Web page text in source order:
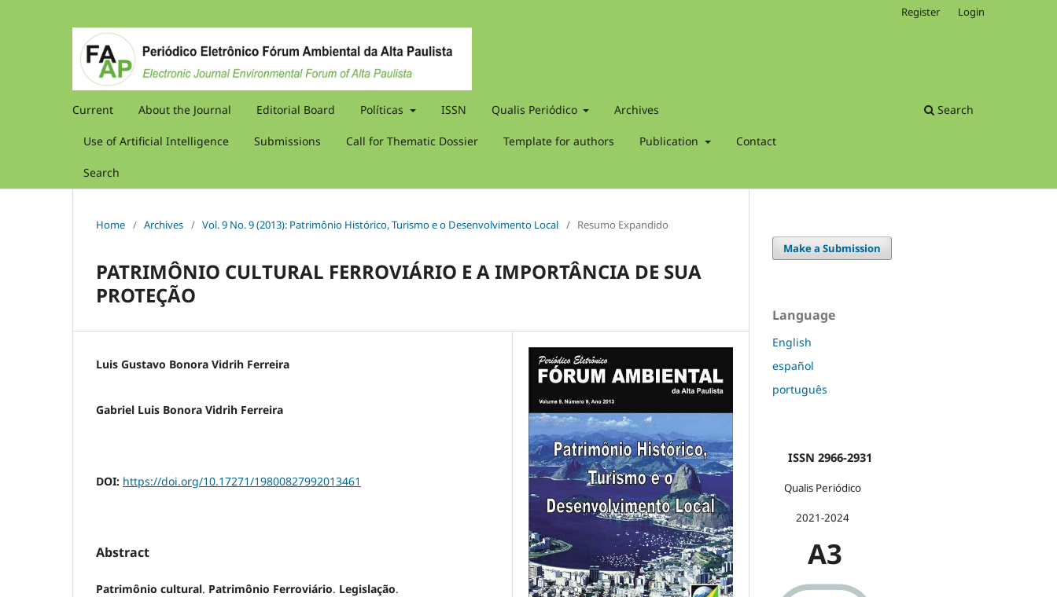
Current About the Journal Editorial Board Políticas ISSN Qualis Periódico Archives
Use of Artificial Intelligence Submissions Call for Thematic Dossier Template for authors Publication Contact
Search
Search
Register Login
Home / Archives / Vol. 9 No. 9 (2013): Patrimônio Histórico, Turismo e o Desenvolvimento Local / Resumo Expandido
PATRIMÔNIO CULTURAL FERROVIÁRIO E A IMPORTÂNCIA DE SUA
PROTEÇÃO
Luis Gustavo Bonora Vidrih Ferreira
Gabriel Luis Bonora Vidrih Ferreira
DOI: https://doi.org/10.17271/19800827992013461
Abstract
Patrimônio cultural. Patrimônio Ferroviário. Legislação.
Make a Submission
Language
English
español
português
ISSN 2966-2931
Qualis Periódico
2021-2024
A3